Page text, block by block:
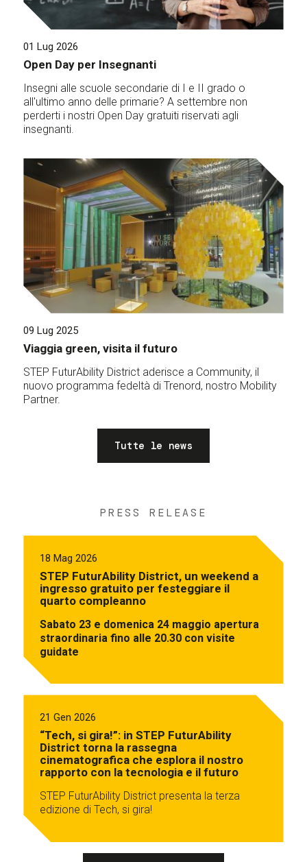
01 Lug 2026
Open Day per Insegnanti
Insegni alle scuole secondarie di I e II grado o
all'ultimo anno delle primarie? A settembre non
perderti i nostri Open Day gratuiti riservati agli
insegnanti.
09 Lug 2025
Viaggia green, visita il futuro
STEP FuturAbility District aderisce a Community, il
nuovo programma fedeltà di Trenord, nostro Mobility
Partner.
Tutte le news
PRESS RELEASE
18 Mag 2026
STEP FuturAbility District, un weekend a
ingresso gratuito per festeggiare il
quarto compleanno
Sabato 23 e domenica 24 maggio apertura
straordinaria fino alle 20.30 con visite
guidate
21 Gen 2026
“Tech, si gira!”: in STEP FuturAbility
District torna la rassegna
cinematografica che esplora il nostro
rapporto con la tecnologia e il futuro
STEP FuturAbility District presenta la terza
edizione di Tech, si gira!